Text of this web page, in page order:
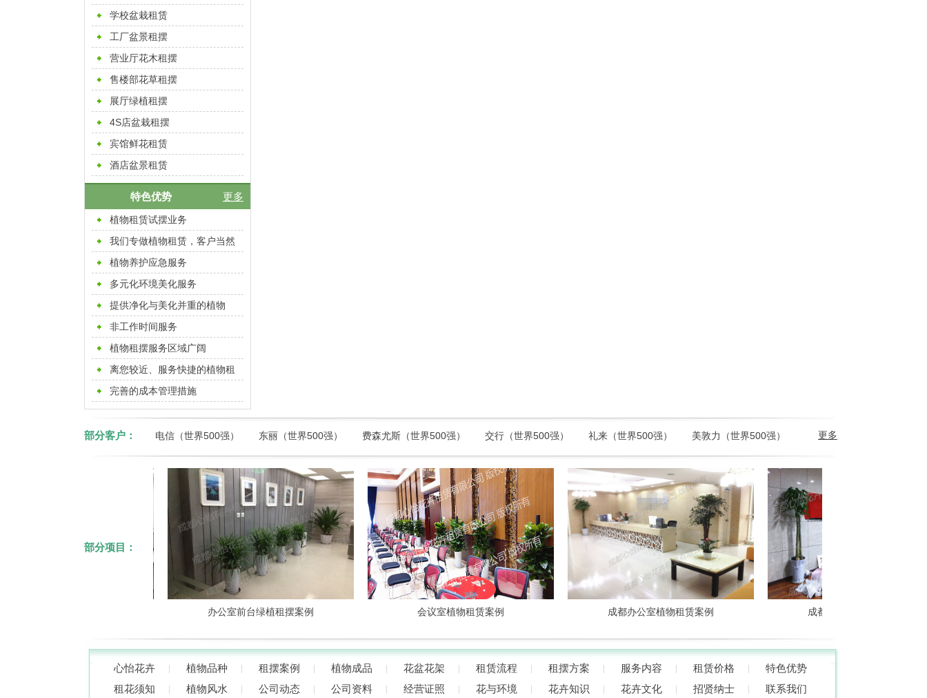
学校盆栽租赁
工厂盆景租摆
营业厅花木租摆
售楼部花草租摆
展厅绿植租摆
4S店盆栽租摆
宾馆鲜花租赁
酒店盆景租赁
特色优势 更多
植物租赁试摆业务
我们专做植物租赁，客户当然
放心
植物养护应急服务
多元化环境美化服务
提供净化与美化并重的植物
非工作时间服务
植物租摆服务区域广阔
离您较近、服务快捷的植物租
摆公司
完善的成本管理措施
部分客户： 电信（世界500强） 东丽（世界500强） 费森尤斯（世界500强） 交行（世界500强） 礼来（世界500强） 美敦力（世界500强） 更多
部分项目：
办公室前台绿植租摆案例 会议室植物租赁案例 成都办公室植物租赁案例 成都办公室鲜花租赁案例
心怡花卉 植物品种 租摆案例 植物成品 花盆花架 租赁流程 租摆方案 服务内容 租赁价格
特色优势
租花须知
植物风水 公司动态 公司资料 经营证照 花与环境 花卉知识 花卉文化 招贤纳士 联系我们